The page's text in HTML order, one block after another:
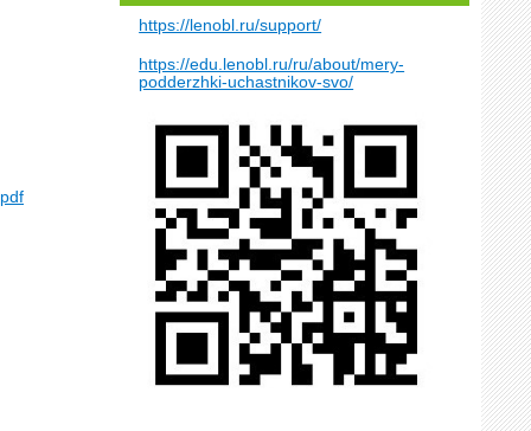
https://lenobl.ru/support/
https://edu.lenobl.ru/ru/about/mery-
podderzhki-uchastnikov-svo/